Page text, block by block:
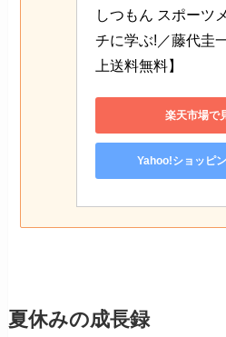
しつもん スポーツ
チに学ぶ!／藤代圭
上送料無料】
楽天市場で
Yahoo!ショッピ
夏休みの成長録